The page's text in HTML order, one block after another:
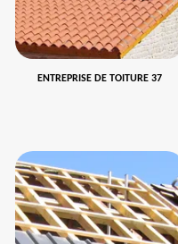
ENTREPRISE DE TOITURE 37